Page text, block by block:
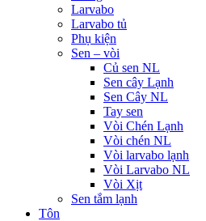
Larvabo
Larvabo tủ
Phụ kiện
Sen – vòi
Củ sen NL
Sen cây Lạnh
Sen Cây NL
Tay sen
Vòi Chén Lạnh
Vòi chén NL
Vòi larvabo lạnh
Vòi Larvabo NL
Vòi Xịt
Sen tắm lạnh
Tôn